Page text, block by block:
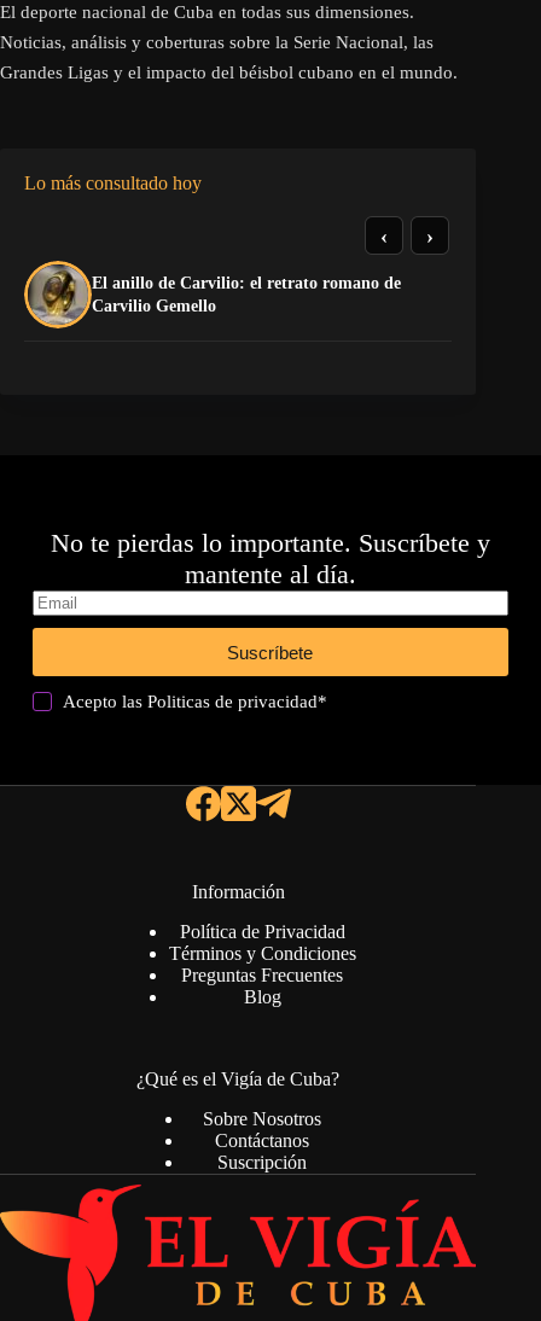
El deporte nacional de Cuba en todas sus dimensiones.
Noticias, análisis y coberturas sobre la Serie Nacional, las
Grandes Ligas y el impacto del béisbol cubano en el mundo.
Lo más consultado hoy
El anillo de Carvilio: el retrato romano de
Carvilio Gemello
‹ ›
No te pierdas lo importante. Suscríbete y
mantente al día.
Suscríbete
Acepto lasPoliticas de privacidad*
Información
Política de Privacidad
Términos y Condiciones
Preguntas Frecuentes
Blog
¿Qué es el Vigía de Cuba?
Sobre Nosotros
Contáctanos
Suscripción